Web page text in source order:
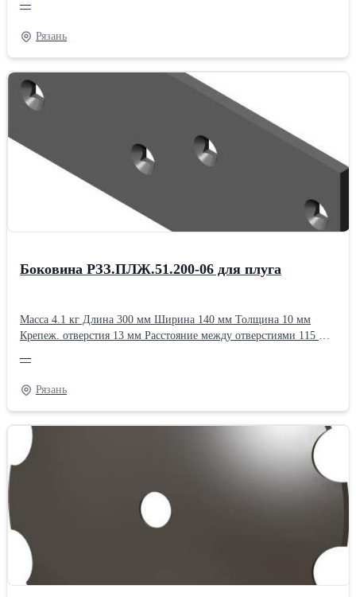
—
Рязань
Боковина РЗЗ.ПЛЖ.51.200-06 для плуга
Масса 4.1 кг Длина 300 мм Ширина 140 мм Толщина 10 мм
Крепеж. отверстия 13 мм Расстояние между отверстиями 115 мм
Лемешные
—
Рязань